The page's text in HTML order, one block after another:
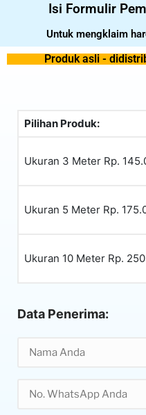
Isi Formulir
Untuk mengklaim
Produk asli -
Pilihan Produk:
Ukuran 3 Meter Rp.
Ukuran 5 Meter Rp.
Ukuran 10 Meter Rp.
Data Penerima: